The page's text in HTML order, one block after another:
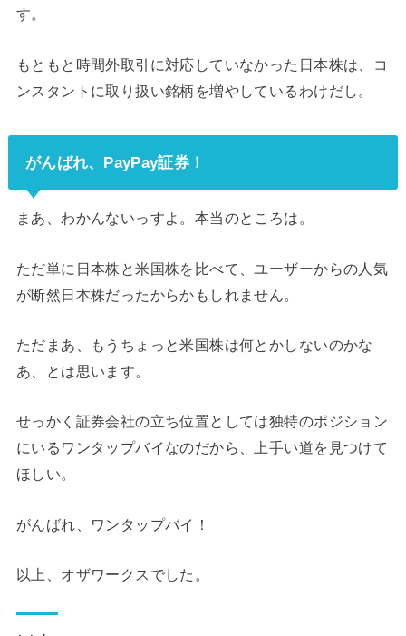
す。
もともと時間外取引に対応していなかった日本株は、コ
ンスタントに取り扱い銘柄を増やしているわけだし。
がんばれ、PayPay証券！
まあ、わかんないっすよ。本当のところは。
ただ単に日本株と米国株を比べて、ユーザーからの人気
が断然日本株だったからかもしれません。
ただまあ、もうちょっと米国株は何とかしないのかな
あ、とは思います。
せっかく証券会社の立ち位置としては独特のポジション
にいるワンタップバイなのだから、上手い道を見つけて
ほしい。
がんばれ、ワンタップバイ！
以上、オザワークスでした。